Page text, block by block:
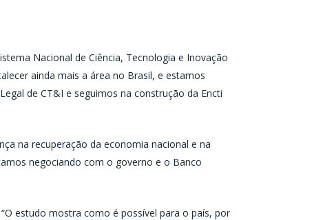
Nacional de Ciência, Tecnologia e Inovação
ainda mais a área no Brasil, e estamos
de CT&I e seguimos na construção da Encti
na recuperação da economia nacional e na
negociando com o governo e o Banco
estudo mostra como é possível para o país, por